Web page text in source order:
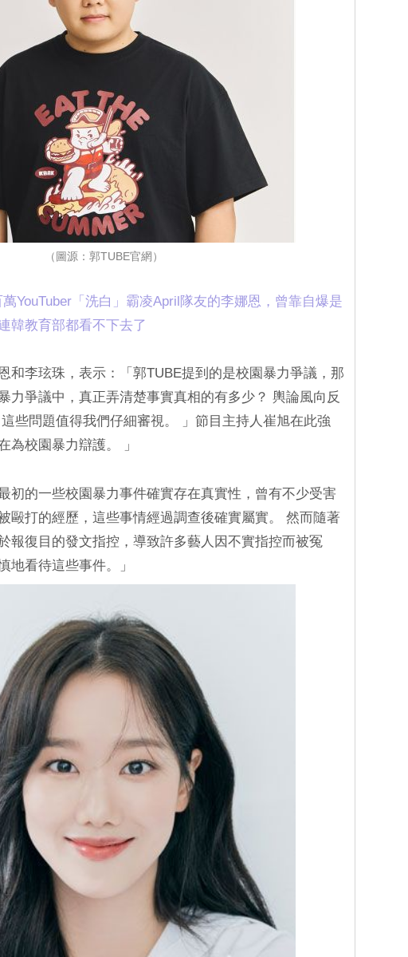
（圖源：郭TUBE官網）
YouTuber「洗白」霸凌April隊友的李娜恩，曾靠自爆是
韓教育部都看不下去了
和李玹珠，表示：「郭TUBE提到的是校園暴力爭議，那
力爭議中，真正弄清楚事實真相的有多少？ 輿論風向反
些問題值得我們仔細審視。 」節目主持人崔旭在此強
為校園暴力辯護。 」
初的一些校園暴力事件確實存在真實性，曾有不少受害
毆打的經歷，這些事情經過調查後確實屬實。 然而隨著
報復目的發文指控，導致許多藝人因不實指控而被冤
地看待這些事件。」